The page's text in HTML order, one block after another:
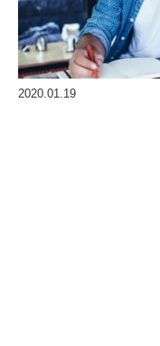
2020.01.19